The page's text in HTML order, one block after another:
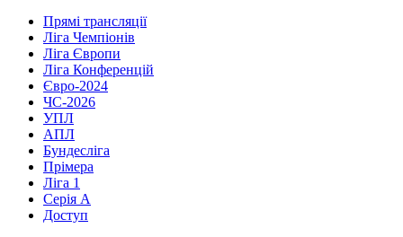
Прямі трансляції
Ліга Чемпіонів
Ліга Європи
Ліга Конференцій
Євро-2024
ЧС-2026
УПЛ
АПЛ
Бундесліга
Прімера
Ліга 1
Серія А
Доступ